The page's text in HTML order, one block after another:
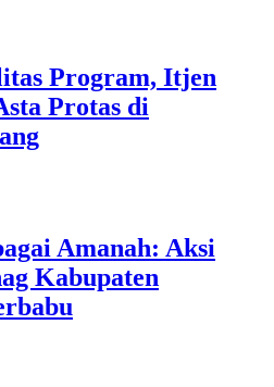
Program, Itjen
Protas di
Amanah: Aksi
Kabupaten